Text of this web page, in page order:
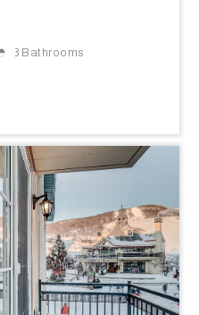
3 Bathrooms